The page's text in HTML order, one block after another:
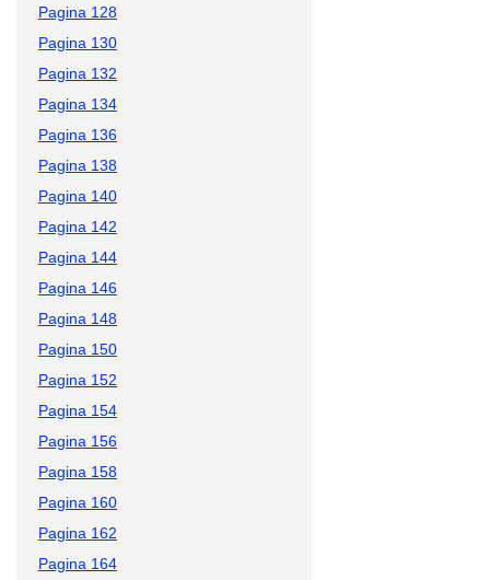
Pagina 128
Pagina 130
Pagina 132
Pagina 134
Pagina 136
Pagina 138
Pagina 140
Pagina 142
Pagina 144
Pagina 146
Pagina 148
Pagina 150
Pagina 152
Pagina 154
Pagina 156
Pagina 158
Pagina 160
Pagina 162
Pagina 164